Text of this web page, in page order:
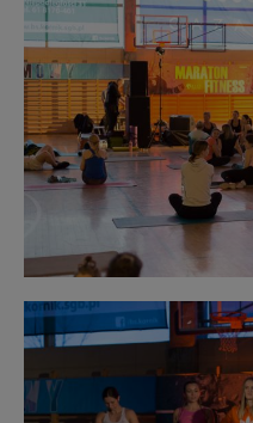
Obraz
bez
opisu
Obraz
bez